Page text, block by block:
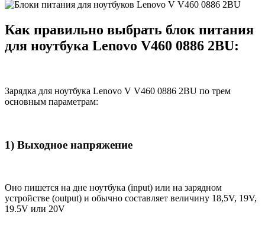
Как правильно выбрать блок питания
для ноутбука Lenovo V460 0886 2BU:
Зарядка для ноутбука Lenovo V V460 0886 2BU по трем
основным параметрам:
1) Выходное напряжение
Оно пишется на дне ноутбука (input) или на зарядном
устройстве (output) и обычно составляет величину 18,5V, 19V,
19.5V или 20V